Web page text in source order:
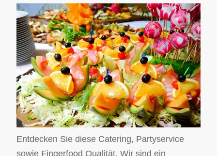
Entdecken Sie diese Catering, Partyservice
sowie Fingerfood Qualität. Wir sind ein